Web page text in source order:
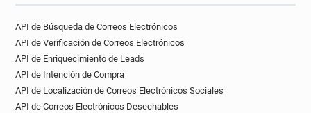
API de Búsqueda de Correos Electrónicos
API de Verificación de Correos Electrónicos
API de Enriquecimiento de Leads
API de Intención de Compra
API de Localización de Correos Electrónicos Sociales
API de Correos Electrónicos Desechables